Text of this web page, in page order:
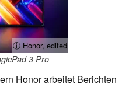
ⓘ Honor, edited
3 Pro
Honor arbeitet Berichten